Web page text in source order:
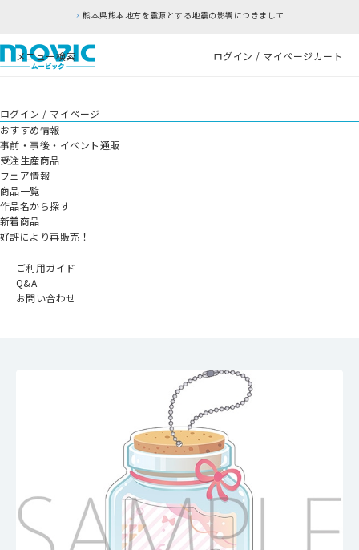
熊本県熊本地方を震源とする地震の影響につきまして
メニュー検索 ログイン / マイページカート
ログイン / マイページ
おすすめ情報
事前・事後・イベント通販
受注生産商品
フェア情報
商品一覧
作品名から探す
新着商品
好評により再販売！
ご利用ガイド
Q&A
お問い合わせ